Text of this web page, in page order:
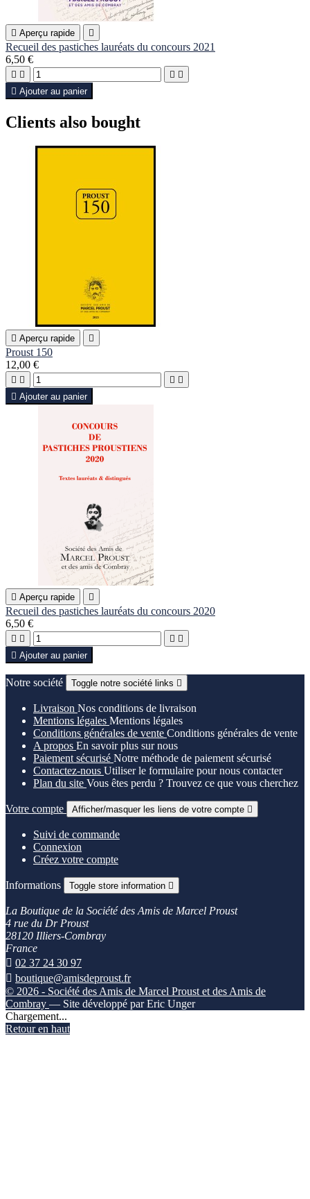
 Aperçu rapide 
Recueil des pastiches lauréats du concours 2021
6,50 €
   
 Ajouter au panier
Clients also bought
 Aperçu rapide 
Proust 150
12,00 €
   
 Ajouter au panier
 Aperçu rapide 
Recueil des pastiches lauréats du concours 2020
6,50 €
   
 Ajouter au panier
Notre société Toggle notre société links 
Livraison Nos conditions de livraison
Mentions légales Mentions légales
Conditions générales de vente Conditions générales de vente
A propos En savoir plus sur nous
Paiement sécurisé Notre méthode de paiement sécurisé
Contactez-nous Utiliser le formulaire pour nous contacter
Plan du site Vous êtes perdu ? Trouvez ce que vous cherchez
Votre compte Afficher/masquer les liens de votre compte 
Suivi de commande
Connexion
Créez votre compte
Informations Toggle store information 
La Boutique de la Société des Amis de Marcel Proust
4 rue du Dr Proust
28120 Illiers-Combray
France
 02 37 24 30 97
 boutique@amisdeproust.fr
© 2026 - Société des Amis de Marcel Proust et des Amis de
Combray — Site développé par Eric Unger
Chargement...
Retour en haut